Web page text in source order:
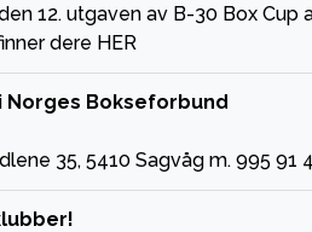
12. utgaven av B-30 Box
dere HER
Norges Bokseforbund
35, 5410 Sagvåg m. 995